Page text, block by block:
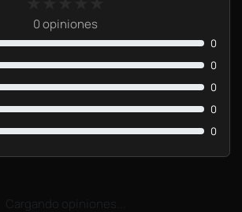
0 opiniones
0
0
0
0
0
Cargando opiniones...